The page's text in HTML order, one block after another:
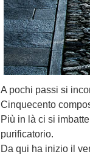
A pochi passi si
Cinquecento
Più in là ci si
purificatorio.
Da qui ha inizio il